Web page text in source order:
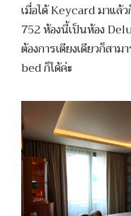
เมื่อได้ Keycard มาแล้
752 ห้องนี้เป็นห้อง
ต้องการเตียงเดียวก็ส
bed ก็ได้ค่ะ